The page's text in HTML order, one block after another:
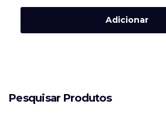
Adicionar
Pesquisar Produtos